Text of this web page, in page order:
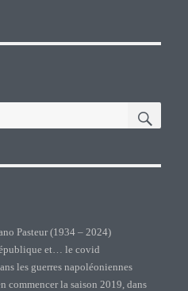
Pasteur (1934 – 2024)
et… le covid
les guerres napoléoniennes
commencer la saison 2019, dans